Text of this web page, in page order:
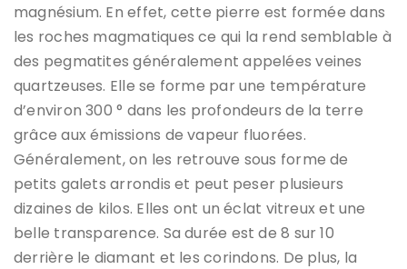
magnésium. En effet, cette pierre est formée dans
les roches magmatiques ce qui la rend semblable à
des pegmatites généralement appelées veines
quartzeuses. Elle se forme par une température
d’environ 300 ° dans les profondeurs de la terre
grâce aux émissions de vapeur fluorées.
Généralement, on les retrouve sous forme de
petits galets arrondis et peut peser plusieurs
dizaines de kilos. Elles ont un éclat vitreux et une
belle transparence. Sa durée est de 8 sur 10
derrière le diamant et les corindons. De plus, la